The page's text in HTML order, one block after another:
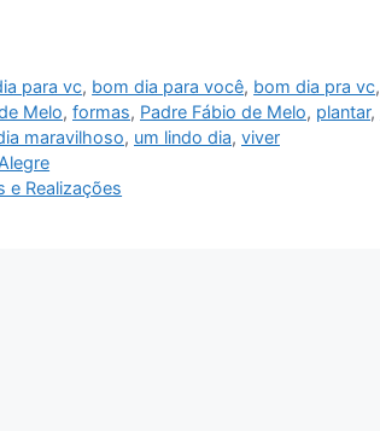
para vc, bom dia para você, bom dia pra vc,
Melo, formas, Padre Fábio de Melo, plantar,
maravilhoso, um lindo dia, viver
e Realizações